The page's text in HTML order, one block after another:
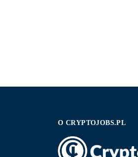
O CRYPTOJOBS.PL